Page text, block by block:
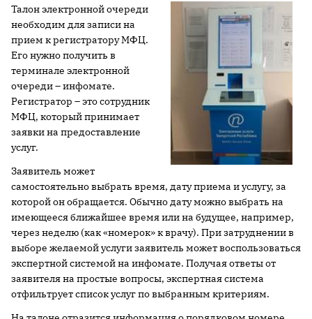
Талон электронной очереди
необходим для записи на
прием к регистратору МФЦ.
Его нужно получить в
терминале электронной
очереди – инфомате.
Регистратор – это сотрудник
МФЦ, который принимает
заявки на предоставление
услуг.
Заявитель может
самостоятельно выбрать время, дату приема и услугу, за
которой он обращается. Обычно дату можно выбрать на
имеющееся ближайшее время или на будущее, например,
через неделю (как «номерок» к врачу). При затруднении в
выборе желаемой услуги заявитель может воспользоваться
экспертной системой на инфомате. Получая ответы от
заявителя на простые вопросы, экспертная система
отфильтрует список услуг по выбранным критериям.